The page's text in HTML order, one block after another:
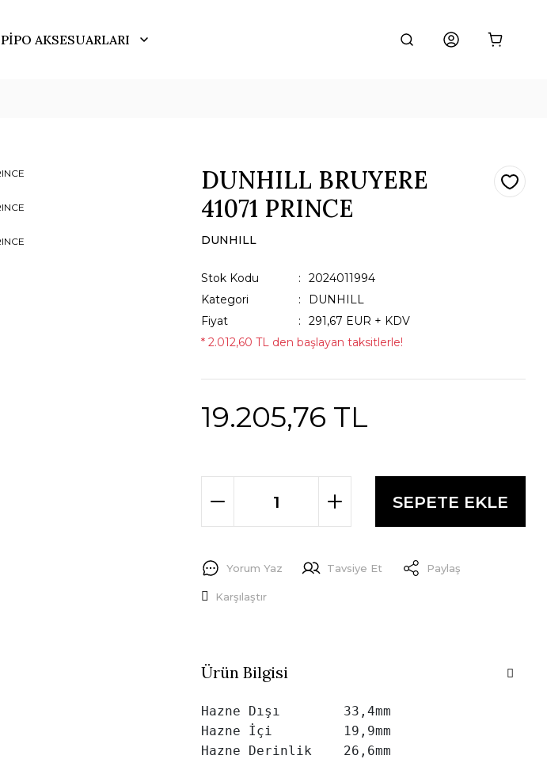
PİPO AKSESUARLARI
DUNHILL BRUYERE
41071 PRINCE
DUNHILL
Stok Kodu
2024011994
Kategori
DUNHILL
Fiyat
291,67 EUR + KDV
* 2.012,60 TL den başlayan taksitlerle!
19.205,76 TL
SEPETE EKLE
Yorum Yaz Tavsiye Et Paylaş
Karşılaştır
Ürün Bilgisi
Hazne Dışı        33,4mm
Hazne İçi         19,9mm
Hazne Derinlik    26,6mm